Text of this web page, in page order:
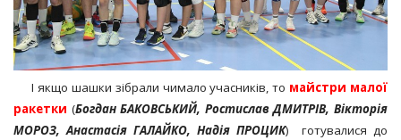
І якщо шашки зібрали чимало учасників, то майстри малої
ракетки (Богдан БАКОВСЬКИЙ, Ростислав ДМИТРІВ, Вікторія
МОРОЗ, Анастасія ГАЛАЙКО, Надія ПРОЦИК) готувалися до